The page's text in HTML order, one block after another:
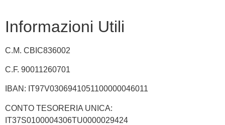
Informazioni Utili
C.M. CBIC836002
C.F. 90011260701
IBAN: IT97V0306941051100000046011
CONTO TESORERIA UNICA:
IT37S0100004306TU0000029424